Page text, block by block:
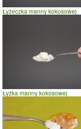
Łyżeczka manny kokosowej
Łyżka manny kokosowej